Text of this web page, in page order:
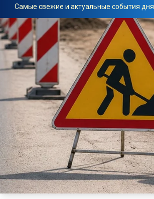
Самые свежие и актуальные события дня